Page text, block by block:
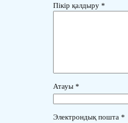
Пікір қалдыру *
Атауы *
Электрондық пошта *